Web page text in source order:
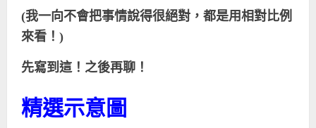
(我一向不會把事情說得很絕對，都是用相對比例
來看！ )
先寫到這！之後再聊！
精選示意圖